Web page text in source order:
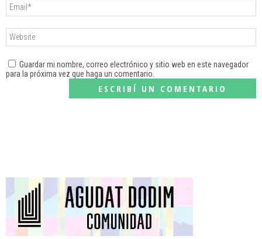
Guardar mi nombre, correo electrónico y sitio web en este navegador
para la próxima vez que haga un comentario.